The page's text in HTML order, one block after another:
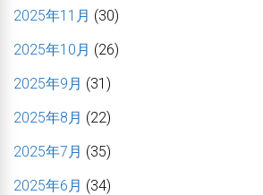
2025年11月 (30)
2025年10月 (26)
2025年9月 (31)
2025年8月 (22)
2025年7月 (35)
2025年6月 (34)